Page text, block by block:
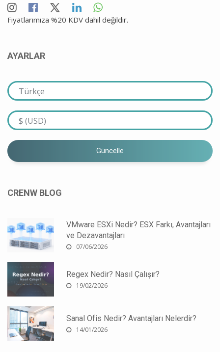
Fiyatlarımıza %20 KDV dahil değildir.
AYARLAR
Güncelle
CRENW BLOG
VMware ESXi Nedir? ESX Farkı, Avantajları
ve Dezavantajları
07/06/2026
Regex Nedir? Nasıl Çalışır?
19/02/2026
Sanal Ofis Nedir? Avantajları Nelerdir?
14/01/2026